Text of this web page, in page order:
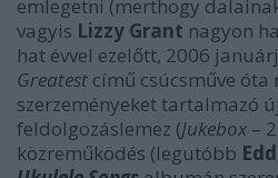
emlegetni (merthogy
vagyis Lizzy Grant nagyon
hat évvel ezelőtt, 2006
Greatest című csúcsműve
szerzeményeket tartalmazó
feldolgozáslemez (Jukebox –
közreműködés (legutóbb